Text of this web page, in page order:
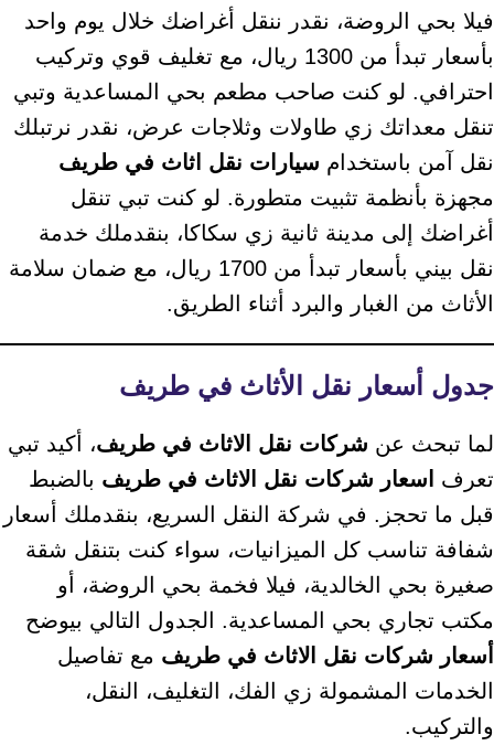
فيلا بحي الروضة، نقدر ننقل أغراضك خلال يوم واحد
بأسعار تبدأ من 1300 ريال، مع تغليف قوي وتركيب
احترافي. لو كنت صاحب مطعم بحي المساعدية وتبي
تنقل معداتك زي طاولات وثلاجات عرض، نقدر نرتبلك
نقل آمن باستخدام سيارات نقل اثاث في طريف
مجهزة بأنظمة تثبيت متطورة. لو كنت تبي تنقل
أغراضك إلى مدينة ثانية زي سكاكا، بنقدملك خدمة
نقل بيني بأسعار تبدأ من 1700 ريال، مع ضمان سلامة
الأثاث من الغبار والبرد أثناء الطريق.
جدول أسعار نقل الأثاث في طريف
لما تبحث عن شركات نقل الاثاث في طريف، أكيد تبي
تعرف
اسعار شركات نقل الاثاث في طريف بالضبط
قبل ما تحجز. في شركة النقل السريع، بنقدملك أسعار
شفافة تناسب كل الميزانيات، سواء كنت بتنقل شقة
صغيرة بحي الخالدية، فيلا فخمة بحي الروضة، أو
مكتب تجاري بحي المساعدية. الجدول التالي بيوضح
أسعار شركات نقل الاثاث في طريف مع تفاصيل
الخدمات المشمولة زي الفك، التغليف، النقل،
والتركيب.